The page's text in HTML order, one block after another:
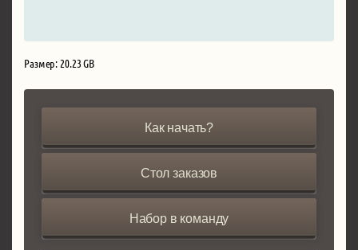
Размер: 20.23 GB
Как начать?
Стол заказов
Набор в команду